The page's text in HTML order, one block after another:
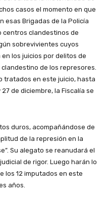
casos el momento en que
esas Brigadas de la Policía
centros clandestinos de
sobrevivientes cuyos
los juicios por delitos de
de los represores.
tratados en este juicio, hasta
de diciembre, la Fiscalía se
duros, acompañándose de
de la represión en la
Su alegato se reanudará el
de rigor. Luego harán lo
los 12 imputados en este
años.